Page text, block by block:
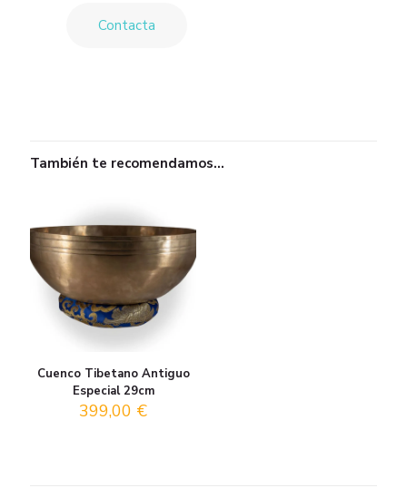
Contacta
También te recomendamos…
Cuenco Tibetano Antiguo
Especial 29cm
399,00 €